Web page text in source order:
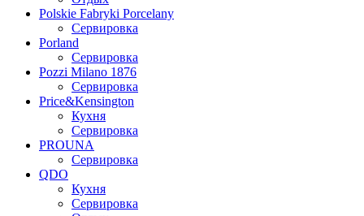
Polskie Fabryki Porcelany
Сервировка
Porland
Сервировка
Pozzi Milano 1876
Сервировка
Price&Kensington
Кухня
Сервировка
PROUNA
Сервировка
QDO
Кухня
Сервировка